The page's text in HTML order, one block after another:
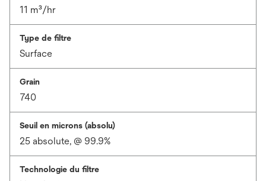
11 m³/hr
Type de filtre
Surface
Grain
740
Seuil en microns (absolu)
25 absolute, @ 99.9%
Technologie du filtre